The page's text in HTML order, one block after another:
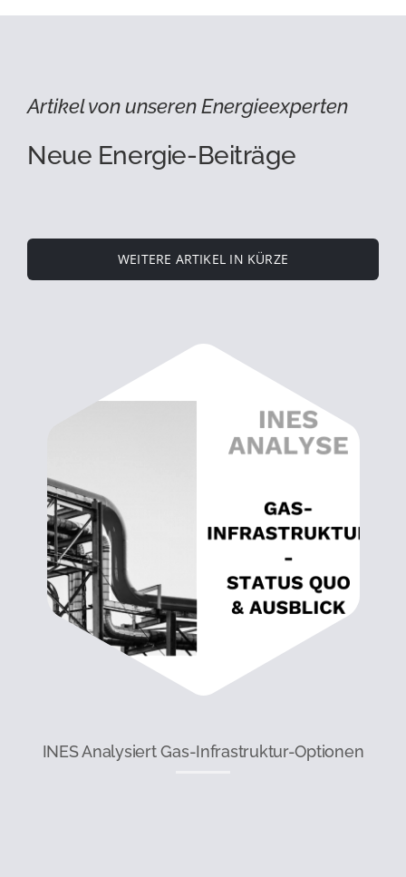
Artikel von unseren Energieexperten
Neue Energie-Beiträge
WEITERE ARTIKEL IN KÜRZE
INES Analysiert Gas-Infrastruktur-Optionen